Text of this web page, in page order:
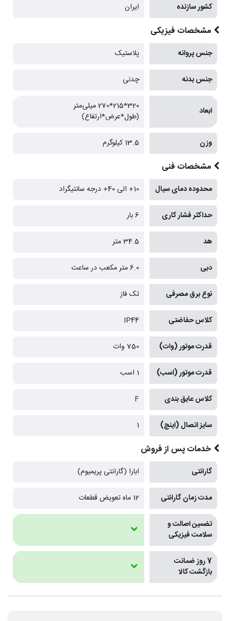
کشور سازنده ایران
مشخصات فیزیکی
جنس پروانه پلاستیک
جنس بدنه چدنی
ابعاد
320*215*270 میلی‌متر
(طول*عرض*ارتفاع)
وزن 13.5 کیلوگرم
مشخصات فنی
محدوده دمای سیال 10+ الی 40+ درجه سانتیگراد
حداکثر فشار کاری 6 بار
هد 34.5 متر
دبی 6.0 متر مکعب در ساعت
نوع برق مصرفی تک فاز
کلاس حفاضتی IP44
قدرت موتور (وات) 750 وات
قدرت موتور (اسب) 1 اسب
کلاس عایق بندی F
سایز اتصال (اینچ) 1
خدمات پس از فروش
گارانتی ابارا (گارانتی پریمیوم)
مدت زمان گارانتی 12 ماه تعویض قطعات
تضمین اصالت و
سلامت فیزیکی
7 روز ضمانت
بازگشت کالا